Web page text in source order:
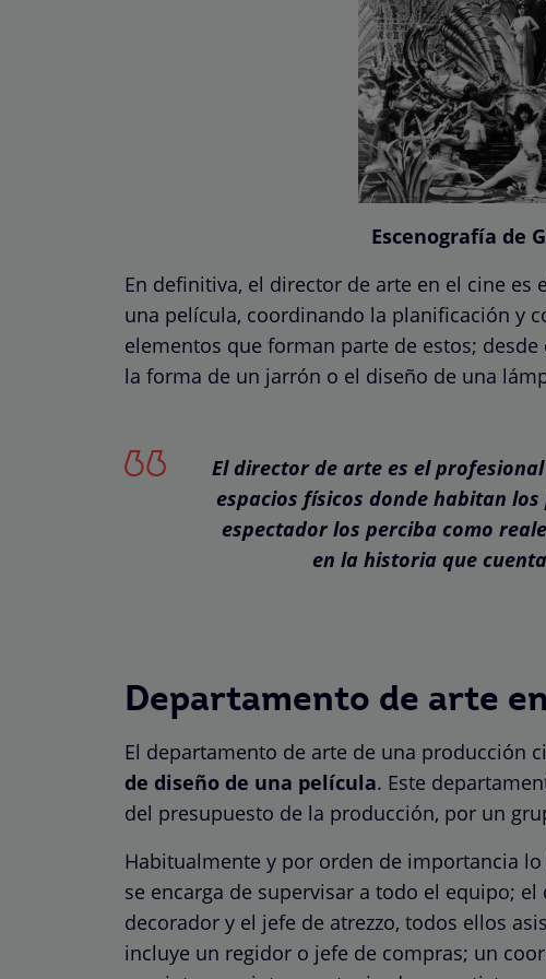
Escenografía de
En definitiva, el director de arte en el cine es
una película, coordinando la planificación y
elementos que forman parte de estos;
la forma de un jarrón o el diseño de una
El director de arte es el
espacios físicos donde habitan
espectador los perciba como
en la historia que
Departamento de arte
El departamento de arte de una producción
de diseño de una película. Este
del presupuesto de la producción, por un
Habitualmente y por orden de importancia
se encarga de supervisar a todo el equipo;
decorador y el jefe de atrezzo, todos ellos
incluye un regidor o jefe de compras; un